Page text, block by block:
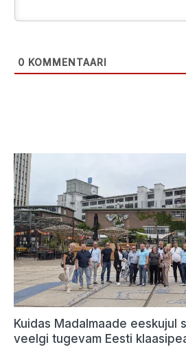
0 KOMMENTAARI
Kuidas Madalmaade eeskujul
veelgi tugevam Eesti